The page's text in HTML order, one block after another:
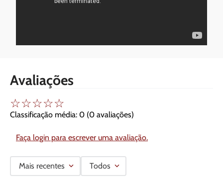
Avaliações
☆☆☆☆☆
Classificação média: 0 (0 avaliações)
Faça login para escrever uma avaliação.
Mais recentes Todos